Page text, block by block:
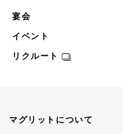
宴会
イベント
リクルート
マグリットについて